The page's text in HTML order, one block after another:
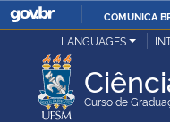
COMUNICA
Ministério da Justiça e
LANGUAGES
Curso de